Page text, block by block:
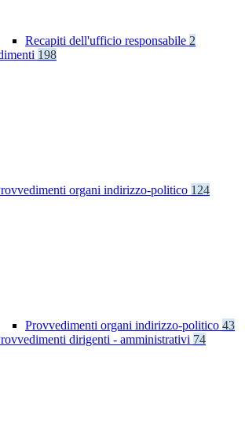
Recapiti dell'ufficio responsabile 2
198
organi indirizzo-politico 124
Provvedimenti organi indirizzo-politico 43
dirigenti - amministrativi 74